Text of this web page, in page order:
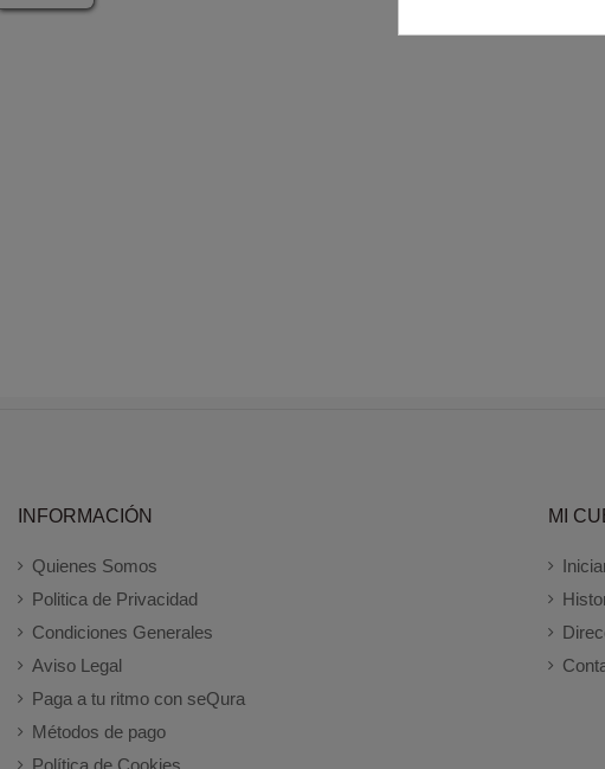
INFORMACIÓN
Quienes Somos
Politica de Privacidad
Condiciones Generales
Aviso Legal
Paga a tu ritmo con seQura
Métodos de pago
Política de Cookies
MI